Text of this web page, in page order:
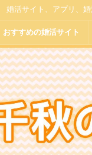
婚活サイト、アプリ、
おすすめの婚活サイト